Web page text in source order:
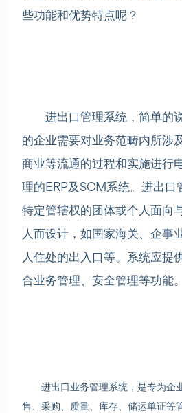
些功能和优势特点呢？
进出口管理系统，简单的
的企业需要对业务范畴内所涉
商业等流通的过程和实施进行
理的ERP及SCM系统。进出口
特定管辖权的团体或个人面向
人而设计，如国家海关、企事
人住处的出入口等。系统应提
合业务管理、安全管理等功能。
进出口业务管理系统，是专为企
售、采购、质量、库存、储运单证等